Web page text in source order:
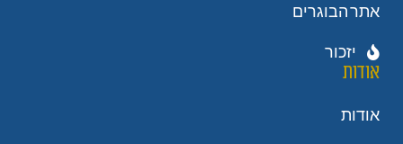
אתר הבוגרים
יזכור
אודות
אודות